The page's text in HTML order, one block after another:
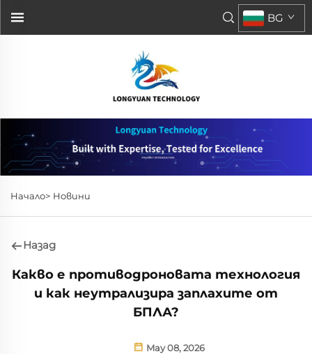
BG
Начало> Новини
Назад
Какво е противодроновата технология
и как неутрализира заплахите от
БПЛА?
May 08, 2026